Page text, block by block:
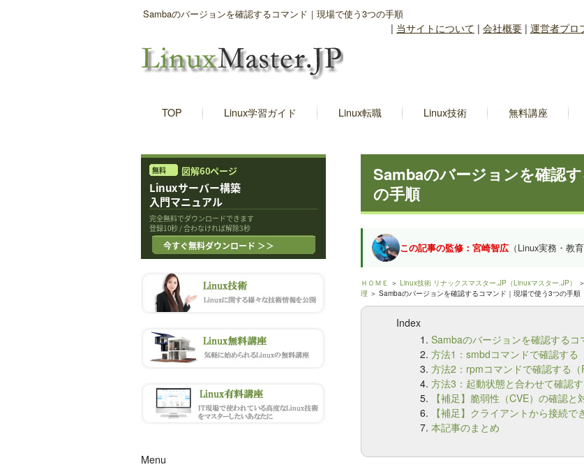
Sambaのバージョンを確認するコマンド｜現場で使う3つの手順
| 当サイトについて | 会社概要 | 運営者プロ
TOP Linux学習ガイド Linux転職 Linux技術 無料講座
Sambaのバージョンを確認
の手順
この記事の監修：宮崎智広（Linux実務・教
ＨＯＭＥ ＞ Linux技術 リナックスマスター.JP（Linuxマスター.JP） ＞
理 ＞ Sambaのバージョンを確認するコマンド｜現場で使う3つの手順
Index
Sambaのバージョンを確認する
方法1：smbdコマンドで確認する
方法2：rpmコマンドで確認する（
方法3：起動状態と合わせて確認
【補足】脆弱性（CVE）の確認と
【補足】クライアントから接続
本記事のまとめ
Menu